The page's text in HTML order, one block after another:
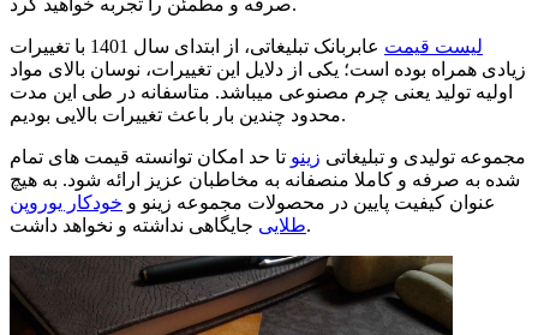
صرفه و مطمئن را تجربه خواهید کرد.
لیست قیمت
عابربانک تبلیغاتی، از ابتدای سال 1401 با تغییرات
زیادی همراه بوده است؛ یکی از دلایل این تغییرات، نوسان بالای مواد
اولیه تولید یعنی چرم مصنوعی میباشد. متاسفانه در طی این مدت
محدود چندین بار باعث تغییرات بالایی بودیم.
مجموعه تولیدی و تبلیغاتی زینو تا حد امکان توانسته قیمت های تمام
شده به صرفه و کاملا منصفانه به مخاطبان عزیز ارائه شود. به هیچ
عنوان کیفیت پایین در محصولات مجموعه زینو و خودکار یوروپن
طلاییجایگاهی نداشته و نخواهد داشت.